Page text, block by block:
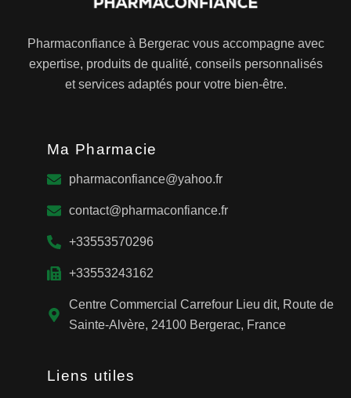
Pharmaconfiance à Bergerac vous accompagne avec
expertise, produits de qualité, conseils personnalisés
et services adaptés pour votre bien-être.
Ma Pharmacie
pharmaconfiance@yahoo.fr
contact@pharmaconfiance.fr
+33553570296
+33553243162
Centre Commercial Carrefour Lieu dit, Route de
Sainte-Alvère, 24100 Bergerac, France
Liens utiles